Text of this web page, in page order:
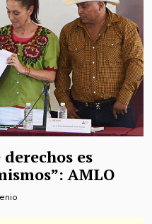
es
AMLO